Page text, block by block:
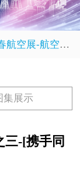
-航空体验周系列之三-[携手同行]
集展示
三-[携手同